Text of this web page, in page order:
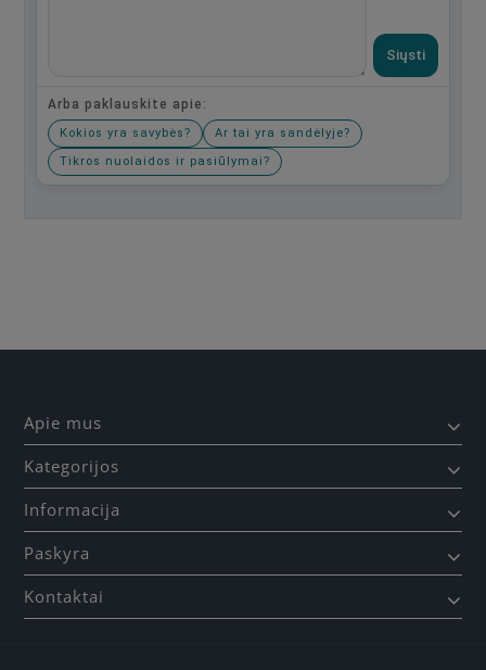
Siųsti
Arba paklauskite apie:
Kokios yra savybės?
Ar tai yra sandėlyje?
Tikros nuolaidos ir pasiūlymai?
Apie mus
Kategorijos
Informacija
Paskyra
Kontaktai